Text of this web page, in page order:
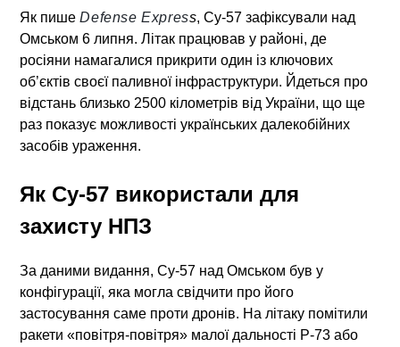
Як пишеDefense Express, Су-57 зафіксували над
Омськом 6 липня. Літак працював у районі, де
росіяни намагалися прикрити один із ключових
об’єктів своєї паливної інфраструктури. Йдеться про
відстань близько 2500 кілометрів від України, що ще
раз показує можливості українських далекобійних
засобів ураження.
Як Су-57 використали для
захисту НПЗ
За даними видання, Су-57 над Омськом був у
конфігурації, яка могла свідчити про його
застосування саме проти дронів. На літаку помітили
ракети «повітря-повітря» малої дальності Р-73 або